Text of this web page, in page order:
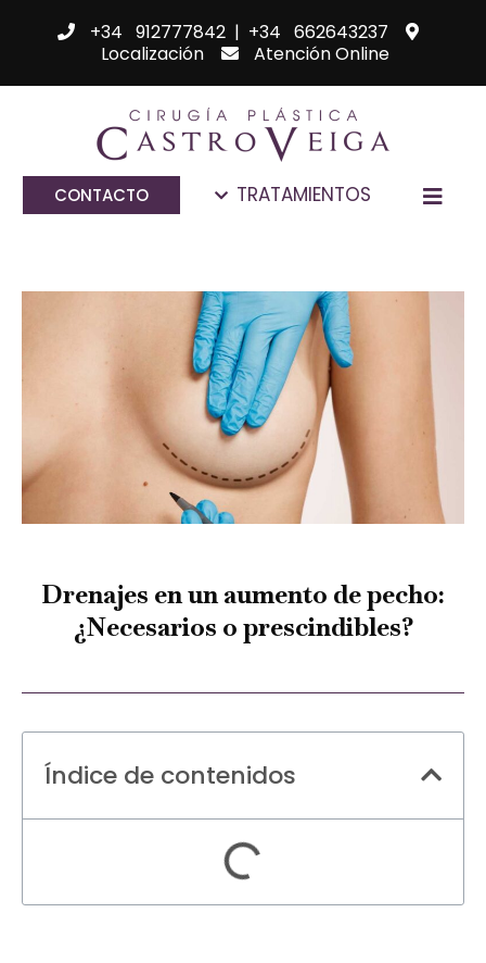
+34 912777842| +34 662643237
Localización
Atención Online
CONTACTO TRATAMIENTOS
Drenajes en un aumento de pecho:
¿Necesarios o prescindibles?
Índice de contenidos